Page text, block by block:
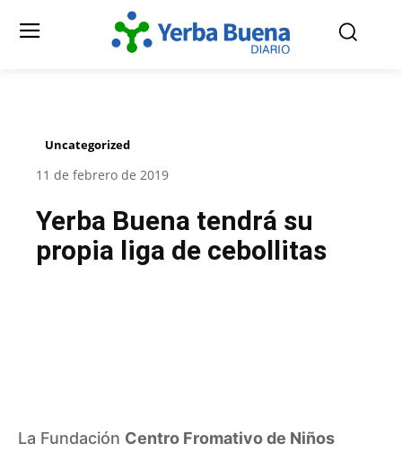
Uncategorized
11 de febrero de 2019
Yerba Buena tendrá su
propia liga de cebollitas
La Fundación Centro Fromativo de Niños